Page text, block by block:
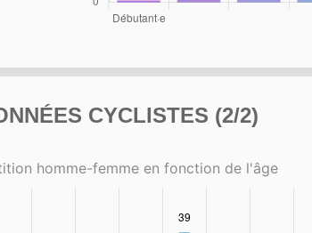
CYCLISTES (2/2)
homme-femme en fonction de l'âge